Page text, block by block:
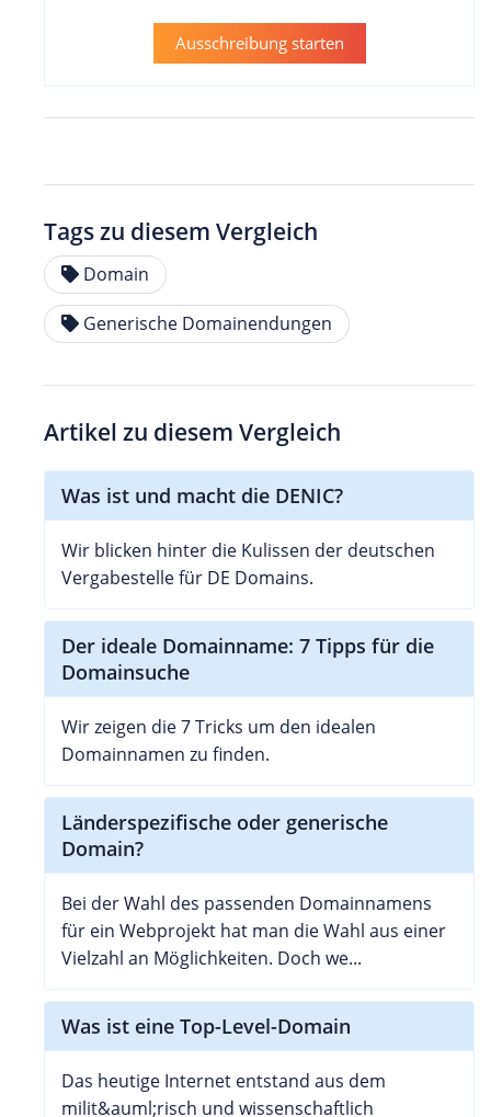
Ausschreibung starten
Tags zu diesem Vergleich
Domain
Generische Domainendungen
Artikel zu diesem Vergleich
Was ist und macht die DENIC?
Wir blicken hinter die Kulissen der deutschen
Vergabestelle für DE Domains.
Der ideale Domainname: 7 Tipps für die
Domainsuche
Wir zeigen die 7 Tricks um den idealen
Domainnamen zu finden.
Länderspezifische oder generische
Domain?
Bei der Wahl des passenden Domainnamens
für ein Webprojekt hat man die Wahl aus einer
Vielzahl an Möglichkeiten. Doch we...
Was ist eine Top-Level-Domain
Das heutige Internet entstand aus dem
milit&auml;risch und wissenschaftlich